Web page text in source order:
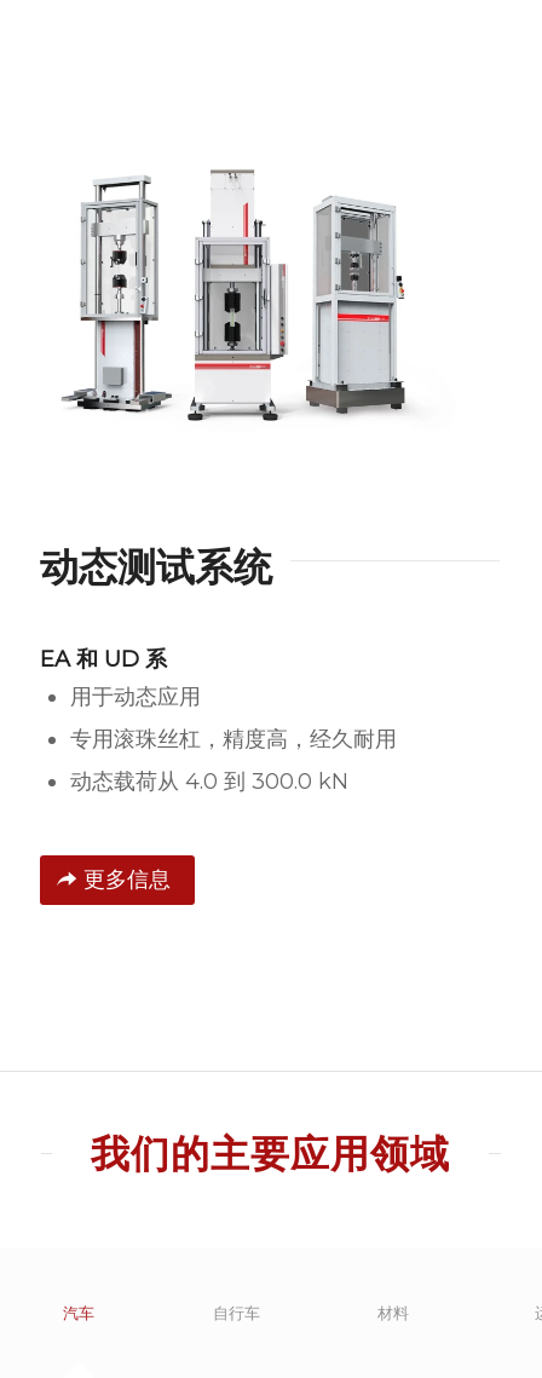
动态测试系统
EA 和 UD 系
用于动态应用
专用滚珠丝杠，精度高，经久耐用
动态载荷从 4.0 到 300.0 kN
更多信息
我们的主要应用领域
汽车 自行车 材料